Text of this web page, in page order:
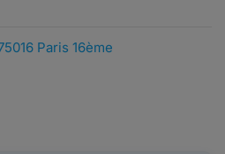
Paris 16ème